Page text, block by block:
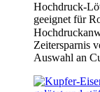
Hochdruck-
geeignet für
Zeitersparnis
Auswahl an